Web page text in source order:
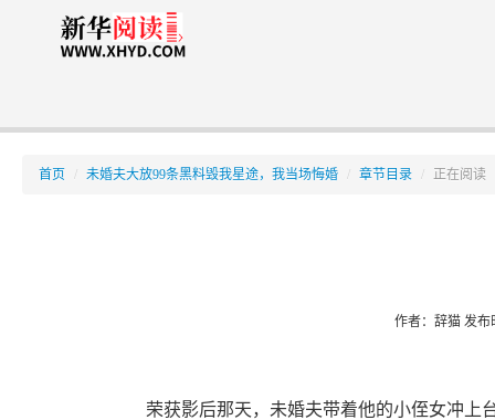
首页 未婚夫大放99条黑料毁我星途，我当场悔婚 章节目录 正在阅读
作者：辞猫 发布
荣获影后那天，未婚夫带着他的小侄女冲上